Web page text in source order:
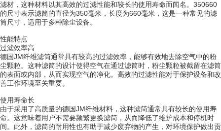
滤材，这种材料以其高效的过滤性能和较长的使用寿命而闻名。350660
的尺寸表示滤筒的直径为350毫米，长度为660毫米，这是一种常见的滤
筒尺寸，适用于多种除尘设备。
性能特点
过滤效率高
德国JM纤维滤筒通常具有较高的过滤效率，能够有效地去除空气中的粉
尘颗粒。这种滤筒的设计使得空气在通过滤筒时，粉尘颗粒被截留在滤筒
的表面或内部，从而实现空气的净化。高效的过滤性能对于保护设备和改
善工作环境至关重要。
使用寿命长
由于采用了高质量的德国JM纤维材料，这种滤筒通常具有较长的使用寿
命。这意味着用户不需要频繁更换滤筒，从而降低了维护成本和停机时
间。此外，滤筒的耐用性也有助于减少废弃物的产生，对环境保护做出贡